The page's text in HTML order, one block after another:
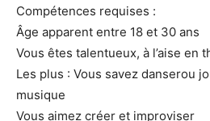
Compétences requises :
Âge apparent entre 18 et 30 ans
Vous êtes talentueux, à l’aise en
Les plus : Vous savez danserou
musique
Vous aimez créer et improviser